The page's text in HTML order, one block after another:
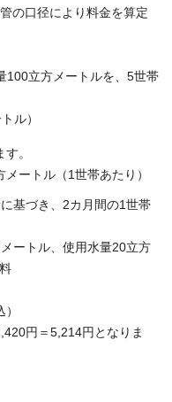
の口径により料金を算定
100立方メートルを、5世帯
ル）
。
ートル（1世帯あたり）
基づき、2カ月間の1世帯
ートル、使用水量20立方
円＝5,214円となりま